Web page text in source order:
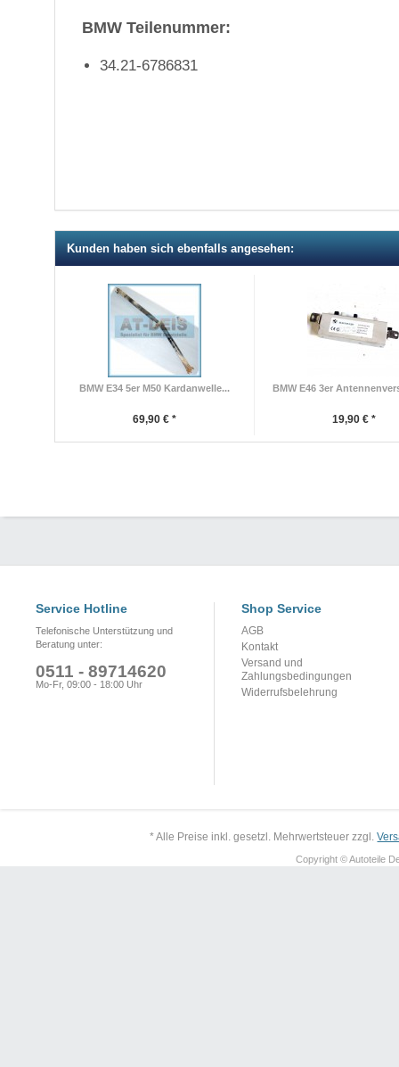
BMW Teilenummer:
34.21-6786831
Kunden haben sich ebenfalls angesehen:
BMW E34 5er M50 Kardanwelle...
69,90 € *
BMW E46 3er
19,90 € *
Service Hotline
Telefonische Unterstützung und
Beratung unter:
0511 - 89714620
Mo-Fr, 09:00 - 18:00 Uhr
Shop Service
AGB
Kontakt
Versand und
Zahlungsbedingungen
Widerrufsbelehrung
* Alle Preise inkl. gesetzl. Mehrwertsteuer zzgl.
Copyright © Autoteile